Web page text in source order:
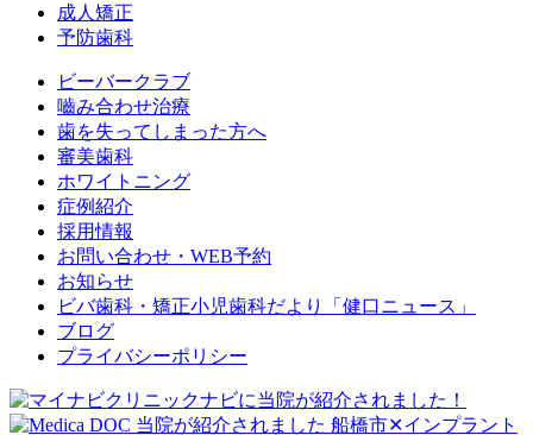
成人矯正
予防歯科
ビーバークラブ
嚙み合わせ治療
歯を失ってしまった方へ
審美歯科
ホワイトニング
症例紹介
採用情報
お問い合わせ・WEB予約
お知らせ
ビバ歯科・矯正小児歯科だより「健口ニュース」
ブログ
プライバシーポリシー